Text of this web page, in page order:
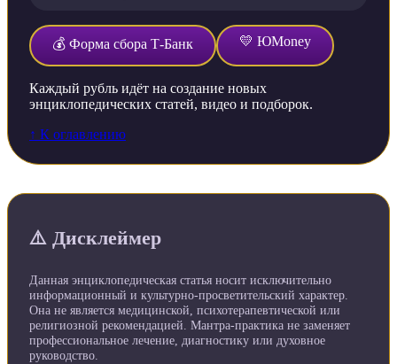
💰 Форма сбора Т-Банк 💛 ЮMoney
Каждый рубль идёт на создание новых
энциклопедических статей, видео и подборок.
↑ К оглавлению
⚠️ Дисклеймер
Данная энциклопедическая статья носит исключительно
информационный и культурно-просветительский характер.
Она не является медицинской, психотерапевтической или
религиозной рекомендацией. Мантра-практика не заменяет
профессиональное лечение, диагностику или духовное
руководство.